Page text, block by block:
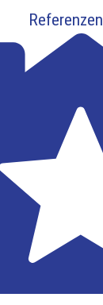
Referenzen